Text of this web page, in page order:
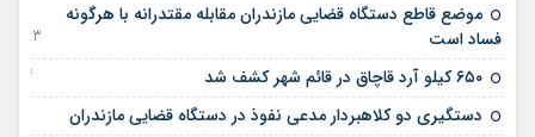
موضع قاطع دستگاه قضایی مازندران مقابله مقتدرانه با هرگونه
فساد است
13 دسامبر 2023
۶۵۰ کیلو آرد قاچاق در قائم شهر کشف شد 14 نوامبر 2023
دستگیری دو کلاهبردار مدعی نفوذ در دستگاه قضایی مازندران